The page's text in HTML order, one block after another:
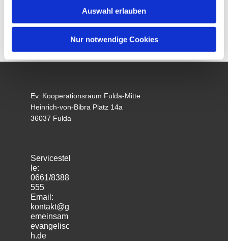
Auswahl erlauben
Nur notwendige Cookies
Ev. Kooperationsraum Fulda-Mitte
Heinrich-von-Bibra Platz 14a
36037 Fulda
Servicestel
le:
0661/8388
555
Email:
kontakt@g
emeinsam
evangelisc
h.de